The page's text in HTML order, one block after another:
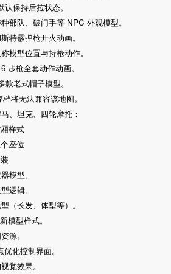
保持后拉状态。
部队、破门手等 NPC 外观模型。
特霰弹枪开火动画。
模型位置与持枪动作。
步枪全套动作动画。
老式帽子模型。
将无法兼容该地图。
、坦克、四轮摩托：
样式
座位
模型。
逻辑。
（长发、体型等）。
模型样式。
源。
化控制界面。
觉效果。